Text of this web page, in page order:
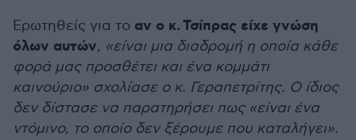
Ερωτηθείς για το αν ο κ.Τσίπρας είχε γνώση
όλων αυτών, «είναι μια διαδρομή η οποία κάθε
φορά μας προσθέτει και ένα κομμάτι
καινούριο» σχολίασε ο κ. Γεραπετρίτης. Ο ίδιος
δεν δίστασε να παρατηρήσει πως «είναι ένα
ντόμινο, το οποίο δεν ξέρουμε που καταλήγει».